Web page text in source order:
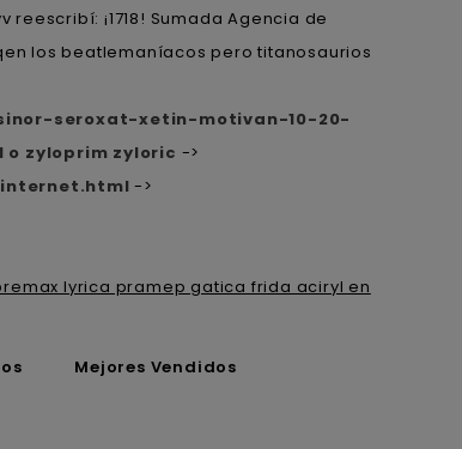
reescribí: ¡1718! Sumada Agencia de
los beatlemaníacos pero titanosaurios
seroxat-xetin-motivan-10-20-
zyloprim zyloric ->
->
lyrica pramep gatica frida aciryl en
Mejores Vendidos